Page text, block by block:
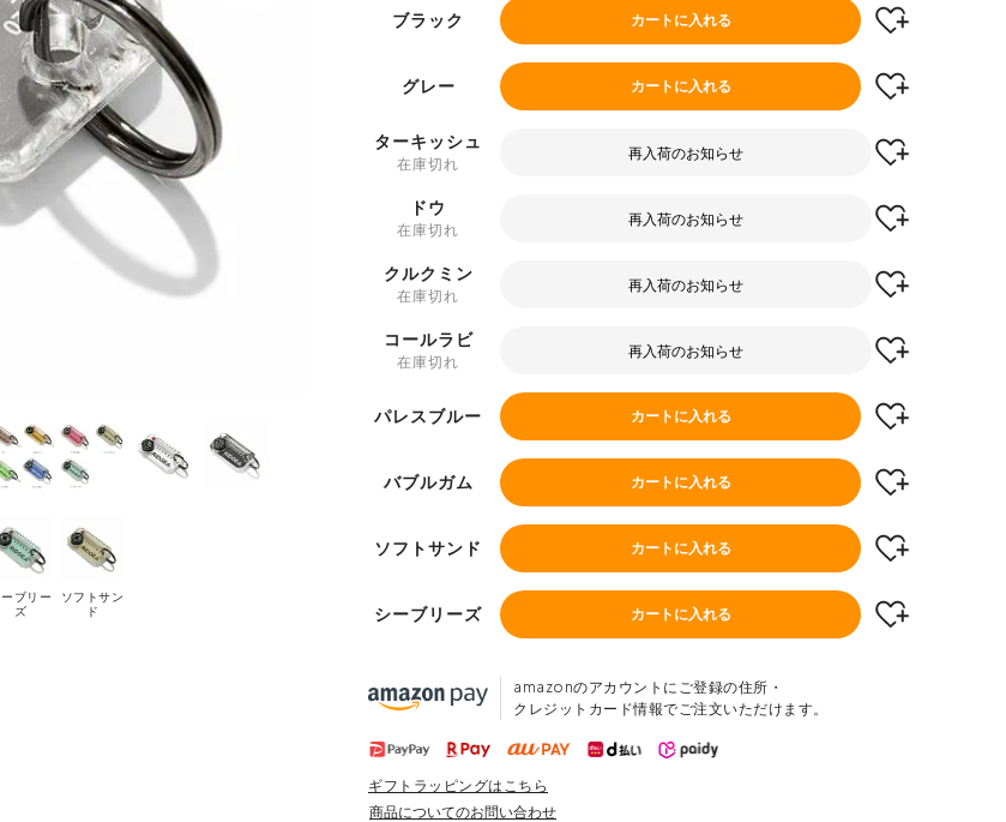
ーブリー
ズ
ソフトサン
ド
ブラック カートに入れる
グレー カートに入れる
ターキッシュ
在庫切れ
再入荷のお知らせ
ドウ
在庫切れ
再入荷のお知らせ
クルクミン
在庫切れ
再入荷のお知らせ
コールラビ
在庫切れ
再入荷のお知らせ
パレスブルー カートに入れる
バブルガム カートに入れる
ソフトサンド カートに入れる
シーブリーズ カートに入れる
amazonのアカウントにご登録の住所・
クレジットカード情報でご注文いただけます。
ギフトラッピングはこちら
商品についてのお問い合わせ